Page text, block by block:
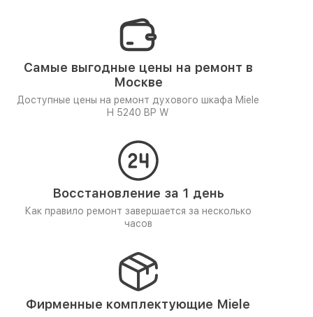
Самые выгодные цены на ремонт в
Москве
Доступные цены на ремонт духового шкафа Miele
H 5240 BP W
Восстановление за 1 день
Как правило ремонт завершается за несколько
часов
Фирменные комплектующие Miele